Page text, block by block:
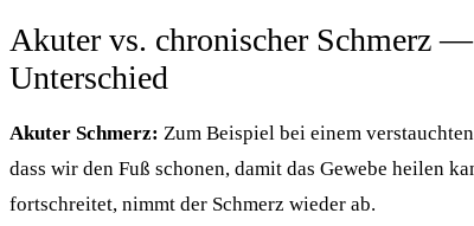
Akuter vs. chronischer Schmerz
Unterschied
Akuter Schmerz: Zum Beispiel bei einem
dass wir den Fuß schonen, damit das Gewebe heilen
fortschreitet, nimmt der Schmerz wieder ab.